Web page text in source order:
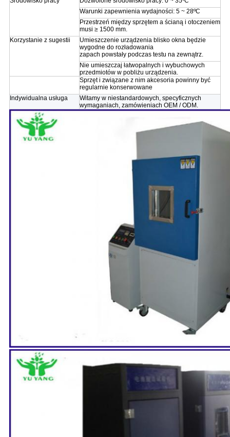
Warunki zapewnienia wydajności: 5 ~ 28ºC
Przestrzeń między sprzętem a ścianą i otoczeniem
musi ≥ 1500 mm.
Korzystanie z sugestii
Umieszczenie urządzenia blisko okna będzie
wygodne do rozładowania
zapach powstały podczas testu na zewnątrz.
Nie umieszczaj łatwopalnych i wybuchowych
przedmiotów w pobliżu urządzenia.
Sprzęt i związane z nim akcesoria powinny być
regularnie konserwowane
Indywidualna usługa
Witamy w niestandardowych, specyficznych
wymaganiach, zamówieniach OEM / ODM.